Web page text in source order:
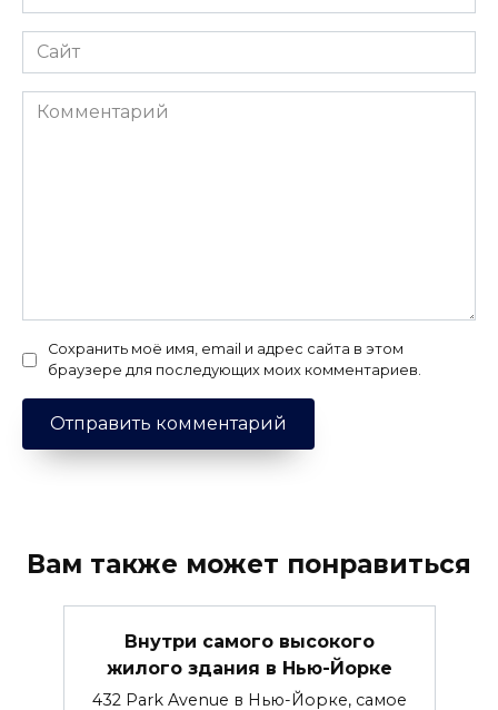
*
Сайт
Комментарий
Сохранить моё имя, email и адрес сайта в этом
браузере для последующих моих комментариев.
Вам также может понравиться
Внутри самого высокого
жилого здания в Нью-Йорке
432 Park Avenue в Нью-Йорке, самое